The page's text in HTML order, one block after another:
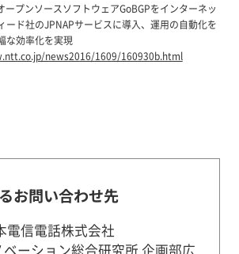
ープンソースソフトウェアGoBGPをインターネッ
ード社のJPNAPサービスに導入、運用の自動化を
な効率化を実現
news2016/1609/160930b.html
お問い合わせ先
電信電話株式会社